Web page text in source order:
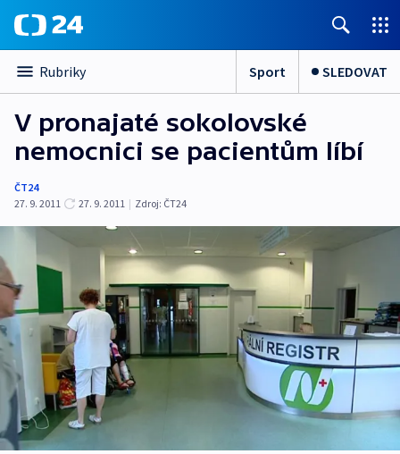
Rubriky Sport SLEDOVAT
V pronajaté sokolovské
nemocnici se pacientům líbí
ČT24
27. 9. 2011
27. 9. 2011 | Zdroj: ČT24